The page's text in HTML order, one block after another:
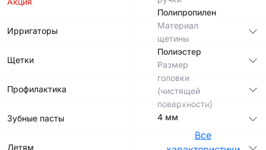
Ирригаторы
Щетки
Профилактика
Зубные пасты
Детям
Полипропилен
Материал
щетины
Полиэстер
Размер
головки
(чистящей
поверхности)
4 мм
Все